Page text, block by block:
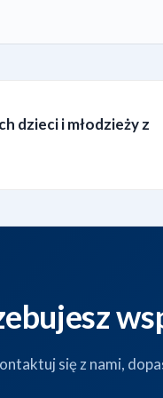
dzieci i młodzieży z
się z nami,